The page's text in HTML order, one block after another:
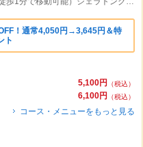
！通常4,050円→3,645円＆特
ト
5,100円
（税込）
6,100円
（税込）
コース・メニューをもっと見る